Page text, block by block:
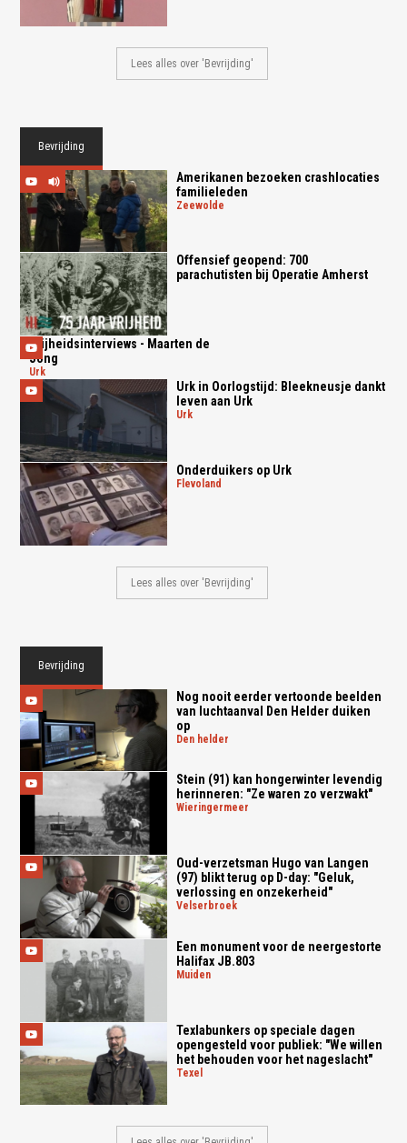
Lees alles over 'Bevrijding'
Bevrijding
Amerikanen bezoeken crashlocaties
familieleden
zeewolde
Offensief geopend: 700
parachutisten bij Operatie Amherst
Vrijheidsinterviews - Maarten de
Jong
urk
Urk in Oorlogstijd: Bleekneusje dankt
leven aan Urk
urk
Onderduikers op Urk
flevoland
Lees alles over 'Bevrijding'
Bevrijding
Nog nooit eerder vertoonde beelden
van luchtaanval Den Helder duiken
op
den helder
Stein (91) kan hongerwinter levendig
herinneren: "Ze waren zo verzwakt"
wieringermeer
Oud-verzetsman Hugo van Langen
(97) blikt terug op D-day: "Geluk,
verlossing en onzekerheid"
velserbroek
Een monument voor de neergestorte
Halifax JB.803
muiden
Texlabunkers op speciale dagen
opengesteld voor publiek: "We willen
het behouden voor het nageslacht"
texel